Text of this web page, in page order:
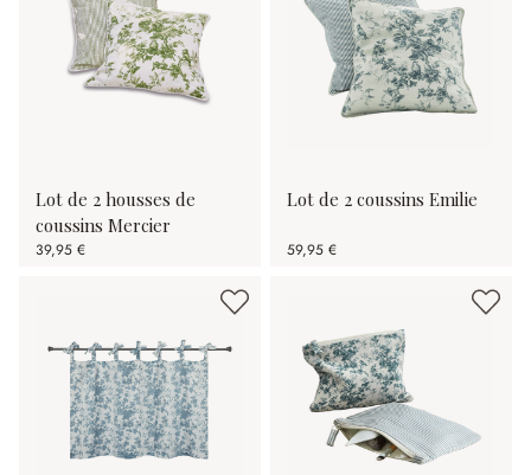
Lot de 2 housses de
coussins Mercier
39,95 €
Lot de 2 coussins Emilie
59,95 €